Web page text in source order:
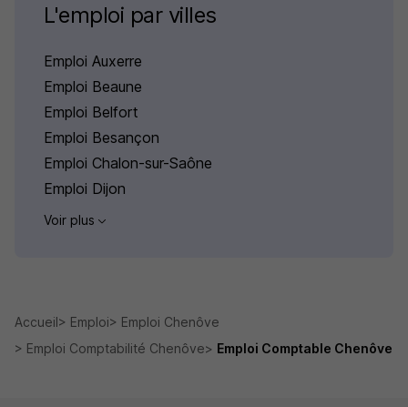
L'emploi par villes
Emploi Auxerre
Emploi Beaune
Emploi Belfort
Emploi Besançon
Emploi Chalon-sur-Saône
Emploi Dijon
Voir plus
Accueil Emploi
Emploi Chenôve
Emploi Comptabilité Chenôve
Emploi Comptable Chenôve